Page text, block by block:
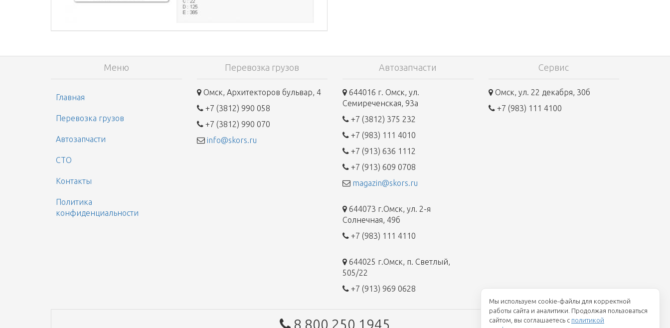
Меню
Главная
Перевозка грузов
Автозапчасти
СТО
Контакты
Политика
конфиденциальности
Перевозка грузов
Омск, Архитекторов бульвар, 4
+7 (3812) 990 058
+7 (3812) 990 070
info@skors.ru
Автозапчасти
644016 г. Омск, ул.
Семиреченская, 93а
+7 (3812) 375 232
+7 (983) 111 4010
+7 (913) 636 1112
+7 (913) 609 0708
magazin@skors.ru
644073 г.Омск, ул. 2-я
Солнечная, 49б
+7 (983) 111 4110
644025 г.Омск, п. Светлый,
505/22
+7 (913) 969 0628
Сервис
Омск, ул. 22 декабря, 30б
+7 (983) 111 4100
8 800 250 1945
Мы используем cookie-файлы для корректной
работы сайта и аналитики. Продолжая пользоваться
сайтом, вы соглашаетесь с политикой